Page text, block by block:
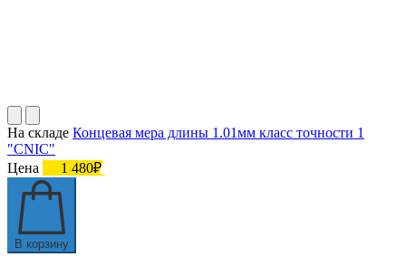
На складе Концевая мера длины 1.01мм класс точности 1
"CNIC"
Цена
1 480₽
В корзину